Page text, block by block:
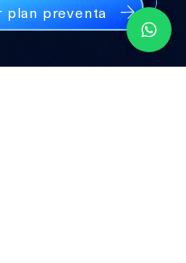
plan preventa